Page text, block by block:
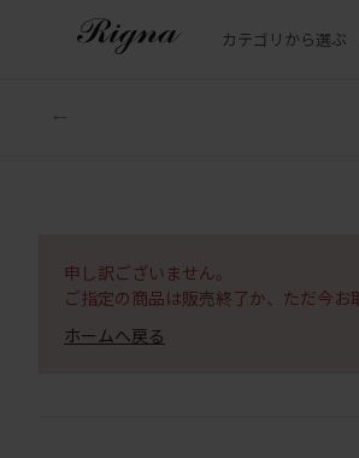
カテゴリから選ぶ
申し訳ございません。
ご指定の商品は販売終了か、ただ今お
ホームへ戻る